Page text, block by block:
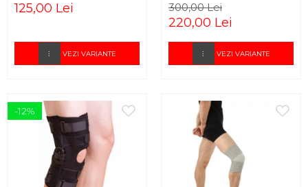
125,00 Lei
VEZI VARIANTE
300,00 Lei
220,00 Lei
VEZI VARIANTE
-12%